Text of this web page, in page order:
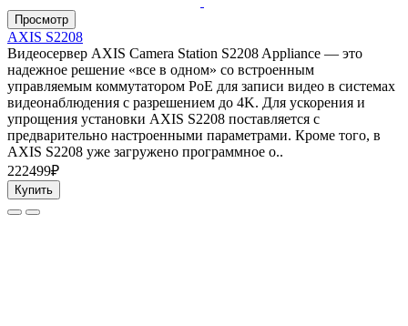
Просмотр
AXIS S2208
Видеосервер AXIS Camera Station S2208 Appliance — это
надежное решение «все в одном» со встроенным
управляемым коммутатором PoE для записи видео в системах
видеонаблюдения с разрешением до 4K. Для ускорения и
упрощения установки AXIS S2208 поставляется с
предварительно настроенными параметрами. Кроме того, в
AXIS S2208 уже загружено программное о..
222499₽
Купить